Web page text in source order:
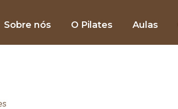
Sobre nós O Pilates Aulas